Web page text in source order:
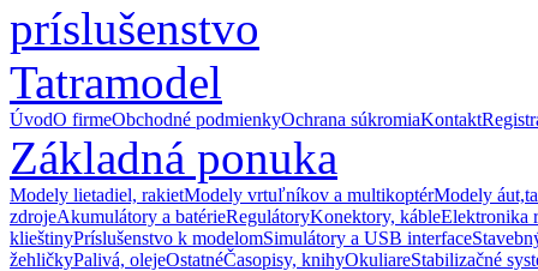
ÚvodO firmeObchodné podmienkyOchrana súkromiaKontakt
Základná ponuka
Modely lietadiel, rakietModely vrtuľníkov a multikoptérModely
zdrojeAkumulátory a batérieRegulátoryKonektory, kábleElektronika
klieštinyPríslušenstvo k modelomSimulátory a USB interface
žehličkyPalivá, olejeOstatnéČasopisy, knihyOkuliareStabilizačné